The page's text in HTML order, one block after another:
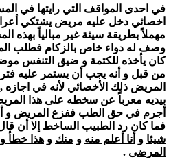
في احدى المواقف التي رايتها في
اخصائي دخل عليه مريض يشتكي
مهملاً بطريقة سيئة غير مبالياً بهذه
وصف له دواء خاص بالزكام فطلب
كان يأخذه للكتمة و ضيق التنفس
من قبل و أنه يجب أن يستمر عليه
المريض ذلك الأخصائي لأنه في
بيديه معرباً عن سخطه على هذا
أجرم في حق الطب ففزع المريض و
فما كان رد الطبيب الساخط إلا أن
شيئا و أنا أعلم منه و منك و هذا خطأ و
المرضى .